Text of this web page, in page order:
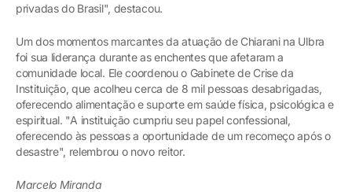
privadas do Brasil", destacou.
Um dos momentos marcantes da atuação de Chiarani na Ulbra
foi sua liderança durante as enchentes que afetaram a
comunidade local. Ele coordenou o Gabinete de Crise da
Instituição, que acolheu cerca de 8 mil pessoas desabrigadas,
oferecendo alimentação e suporte em saúde física, psicológica e
espiritual. "A instituição cumpriu seu papel confessional,
oferecendo às pessoas a oportunidade de um recomeço após o
desastre", relembrou o novo reitor.
Marcelo Miranda